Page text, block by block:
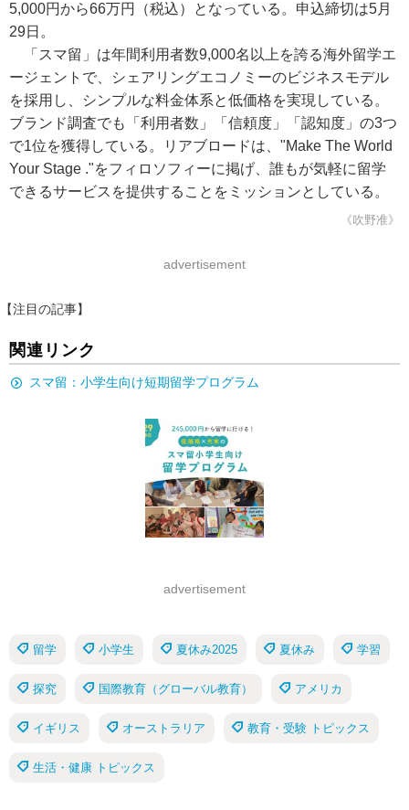
5,000円から66万円（税込）となっている。申込締切は5月
29日。
「スマ留」は年間利用者数9,000名以上を誇る海外留学エ
ージェントで、シェアリングエコノミーのビジネスモデル
を採用し、シンプルな料金体系と低価格を実現している。
ブランド調査でも「利用者数」「信頼度」「認知度」の3つ
で1位を獲得している。リアブロードは、"Make The World
Your Stage ."をフィロソフィーに掲げ、誰もが気軽に留学
できるサービスを提供することをミッションとしている。
《吹野准》
advertisement
【注目の記事】
関連リンク
スマ留：小学生向け短期留学プログラム
advertisement
留学 小学生 夏休み2025 夏休み 学習
探究 国際教育（グローバル教育） アメリカ
イギリス オーストラリア 教育・受験 トピックス
生活・健康 トピックス